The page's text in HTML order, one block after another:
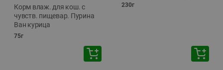
Корм влаж. для кош. с
чувств. пищевар. Пурина
Ван курица
75г
230г